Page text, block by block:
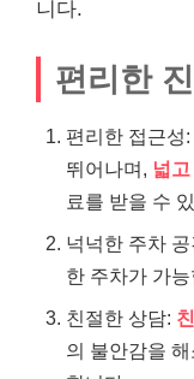
니다.
편리한
편리한 접근성
뛰어나며, 넓
료를 받을 수
넉넉한 주차 공
한 주차가 가
친절한 상담:
의 불안감을